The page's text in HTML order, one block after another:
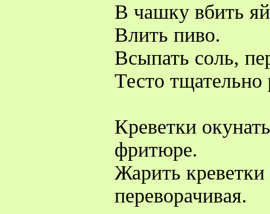
В чашку вбить
Влить пиво.
Всыпать соль,
Тесто тщательно
Креветки
фритюре.
Жарить
переворачивая.